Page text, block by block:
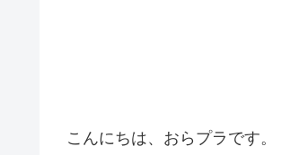
こんにちは、おらプラです。